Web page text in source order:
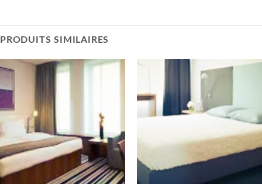
PRODUITS SIMILAIRES